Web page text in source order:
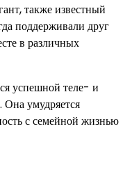
также известный
поддерживали друг
в различных
успешной теле- и
умудряется
с семейной жизнью